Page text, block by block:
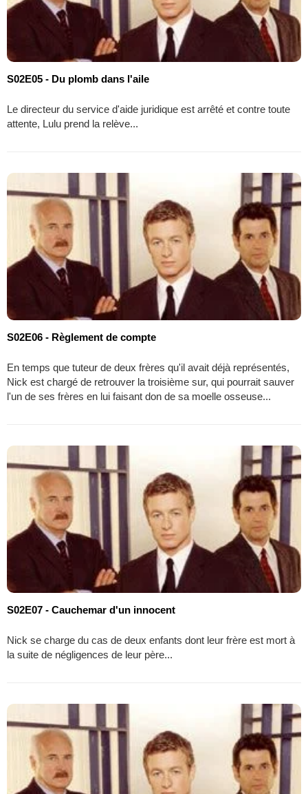
S02E05 - Du plomb dans l'aile
Le directeur du service d'aide juridique est arrêté et contre toute
attente, Lulu prend la relève...
S02E06 - Règlement de compte
En temps que tuteur de deux frères qu'il avait déjà représentés,
Nick est chargé de retrouver la troisième sur, qui pourrait sauver
l'un de ses frères en lui faisant don de sa moelle osseuse...
S02E07 - Cauchemar d'un innocent
Nick se charge du cas de deux enfants dont leur frère est mort à
la suite de négligences de leur père...